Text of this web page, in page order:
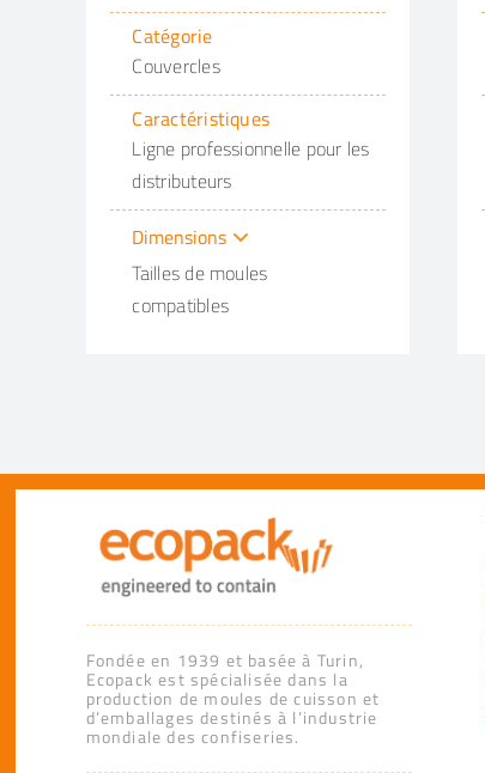
Catégorie
Couvercles
Caractéristiques
Ligne professionnelle pour les
distributeurs
Dimensions
Tailles de moules
compatibles
Fondée en 1939 et basée à Turin,
Ecopack est spécialisée dans la
production de moules de cuisson et
d’emballages destinés à l’industrie
mondiale des confiseries.